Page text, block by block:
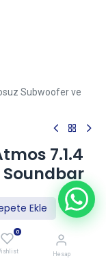
Ekle
0
Hesap
Subwoofer ve
7.1.4
Soundbar